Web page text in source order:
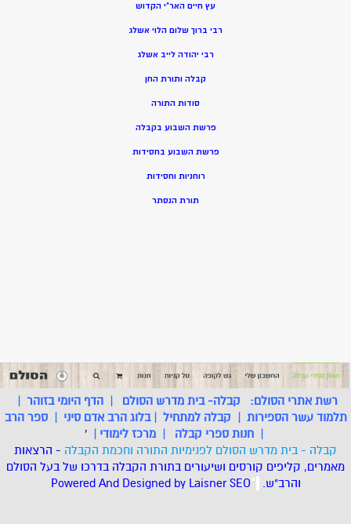
עץ חיים האר”י הקדוש
רבי ברוך שלום הלוי אשלג
רבי יהודה לייב אשלג
קבלה ותורת החן
סודות התורה
פרשת השבוע בקבלה
פרשת השבוע בחסידות
רוחניות וחסידות
תורת הנסתר
רשת אתרי הסולם: קבלה- בית מדרש הסולם |הדף היומי בזוהר
תלמוד עשר הספירות
קבלה למתחיל |בלוג הרב אדם סיני |ספר הרב
חנות ספרי קבלה מרכז לימודי
'
קבלה - בית מדרש הסולם לפנימיות התורה וחכמת הקבלה - הרצאות
מאמרים, קליפים קורסים ושיעורים בתורת הקבלה בדרכו של בעל הסולם
והרב"ש. *
Powered And Designed by LaisnerSEO